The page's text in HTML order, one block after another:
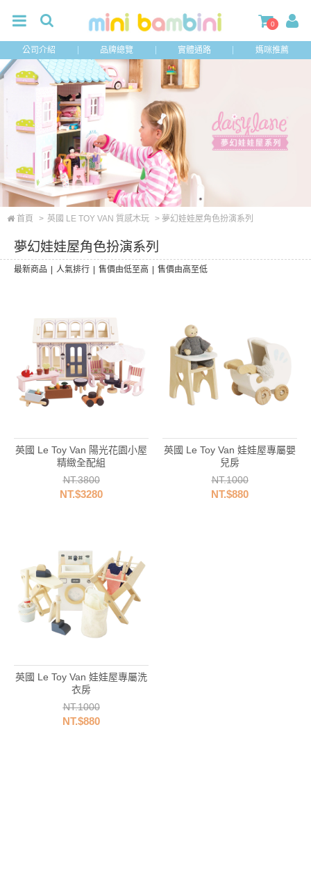
0
公司介紹 品牌總覽 實體通路 媽咪推薦
首頁 > 英國 LE TOY VAN 質感木玩 > 夢幻娃娃屋角色扮演系列
夢幻娃娃屋角色扮演系列
最新商品 人氣排行 售價由低至高 售價由高至低
英國 Le Toy Van 陽光花園小屋
精緻全配組
NT.3800
NT.$3280
英國 Le Toy Van 娃娃屋專屬嬰
兒房
NT.1000
NT.$880
英國 Le Toy Van 娃娃屋專屬洗
衣房
NT.1000
NT.$880